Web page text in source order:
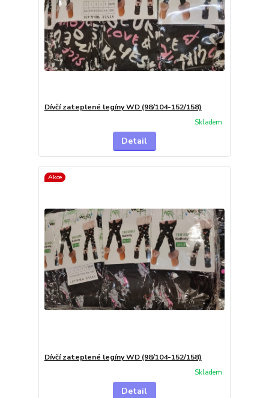
Dívčí zateplené legíny WD (98/104-152/158)
Skladem
Detail
Akce
Dívčí zateplené legíny WD (98/104-152/158)
Skladem
Detail